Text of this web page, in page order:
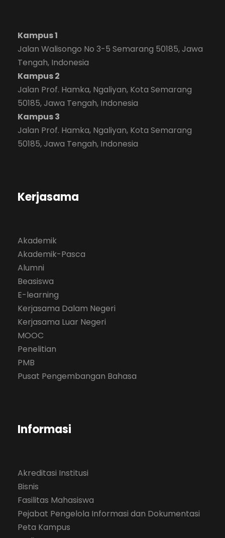
Kampus 1
Jalan Walisongo No 3-5 Semarang 50185, Jawa
Tengah, Indonesia
Kampus 2
Jalan Prof. Hamka, Ngaliyan, Kota Semarang
50185, Jawa Tengah, Indonesia
Kampus 3
Jalan Prof. Hamka, Ngaliyan, Kota Semarang
50185, Jawa Tengah, Indonesia
Kerjasama
Akademik
Akademik-Pasca
Alumni
Beasiswa
E-learning
Kerjasama Dalam Negeri
Kerjasama Luar Negeri
MOOC
Penelitian
PMB
Pusat Pengembangan Bahasa
Informasi
Akreditasi Institusi
Bisnis
Fasilitas Mahasiswa
Pejabat Pengelola Informasi dan Dokumentasi
Peta Kampus